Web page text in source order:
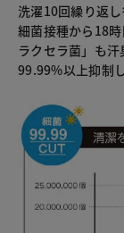
洗濯10回繰り返
細菌接種から18
ラクセラ菌」も
99.99%以上抑制